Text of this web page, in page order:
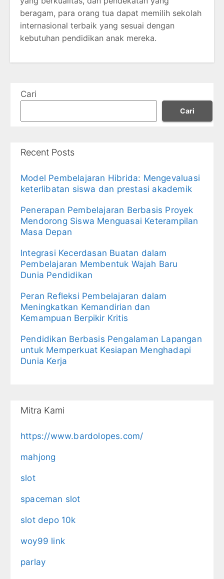
beragam, para orang tua dapat memilih sekolah
internasional terbaik yang sesuai dengan
kebutuhan pendidikan anak mereka.
Cari
Cari
Recent Posts
Model Pembelajaran Hibrida: Mengevaluasi
keterlibatan siswa dan prestasi akademik
Penerapan Pembelajaran Berbasis Proyek
Mendorong Siswa Menguasai Keterampilan
Masa Depan
Integrasi Kecerdasan Buatan dalam
Pembelajaran Membentuk Wajah Baru
Dunia Pendidikan
Peran Refleksi Pembelajaran dalam
Meningkatkan Kemandirian dan
Kemampuan Berpikir Kritis
Pendidikan Berbasis Pengalaman Lapangan
untuk Memperkuat Kesiapan Menghadapi
Dunia Kerja
Mitra Kami
https://www.bardolopes.com/
mahjong
slot
spaceman slot
slot depo 10k
woy99 link
parlay